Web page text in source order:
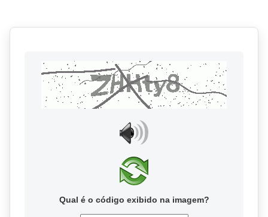
Qual é o código exibido na imagem?